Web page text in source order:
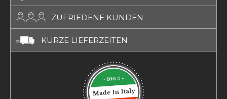
ZUFRIEDENE KUNDEN
KURZE LIEFERZEITEN